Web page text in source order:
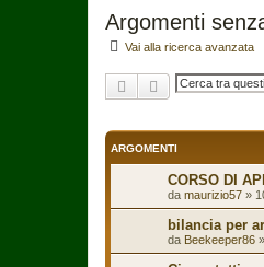
Argomenti
Vai alla ricerca avanzata
Cerca Ricerca
ARGOMENTI
CORSO DI
da maurizio57 »
bilancia per
da Beekeeper86 »